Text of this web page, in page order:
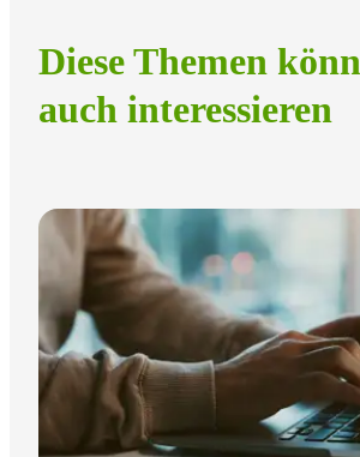
Diese Themen
auch interessieren